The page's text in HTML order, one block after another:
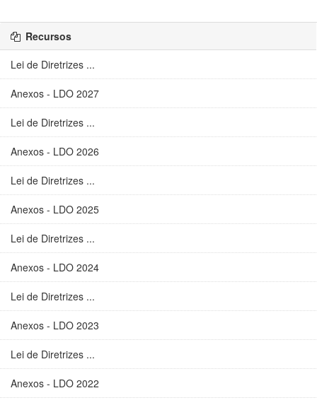
Recursos
Lei de Diretrizes ...
Anexos - LDO 2027
Lei de Diretrizes ...
Anexos - LDO 2026
Lei de Diretrizes ...
Anexos - LDO 2025
Lei de Diretrizes ...
Anexos - LDO 2024
Lei de Diretrizes ...
Anexos - LDO 2023
Lei de Diretrizes ...
Anexos - LDO 2022